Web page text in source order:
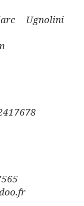
Ugnolini